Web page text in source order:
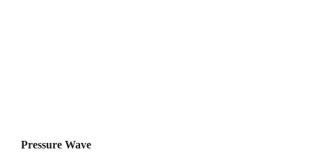
Pressure Wave